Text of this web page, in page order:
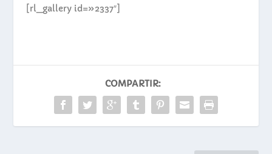
[rl_gallery id=»2337″]
COMPARTIR: